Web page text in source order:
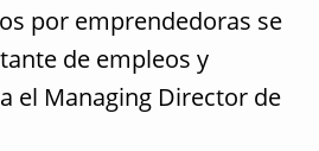
por emprendedoras se
de empleos y
el Managing Director de